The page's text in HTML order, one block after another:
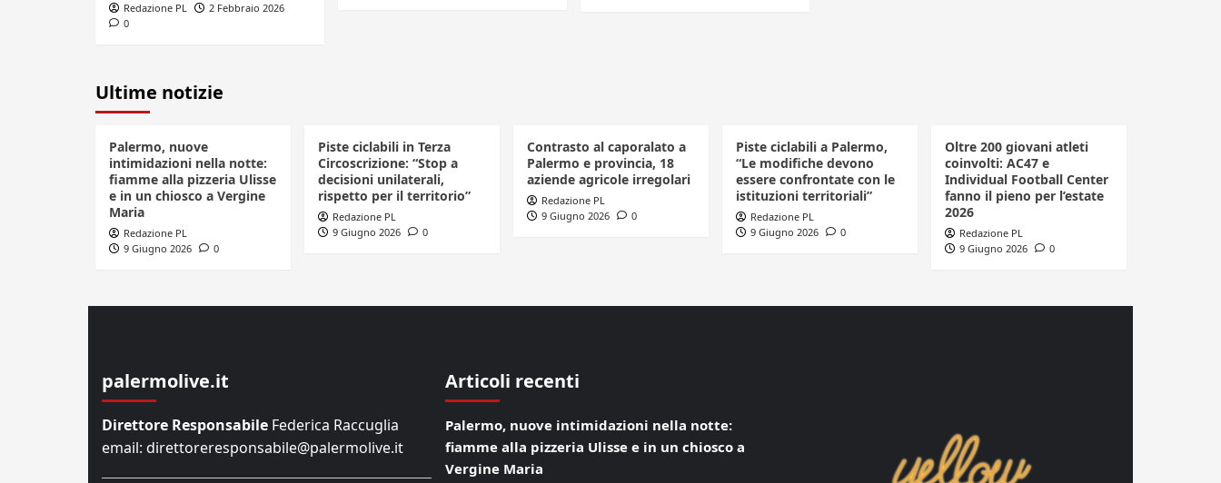
Redazione PL
2 Febbraio 2026
0
Ultime notizie
Palermo, nuove
intimidazioni nella notte:
fiamme alla pizzeria Ulisse
e in un chiosco a Vergine
Maria
Redazione PL
9 Giugno 2026
0
Piste ciclabili in Terza
Circoscrizione: “Stop a
decisioni unilaterali,
rispetto per il territorio”
Redazione PL
9 Giugno 2026
0
Contrasto al caporalato a
Palermo e provincia, 18
aziende agricole irregolari
Redazione PL
9 Giugno 2026
0
Piste ciclabili a Palermo,
“Le modifiche devono
essere confrontate con le
istituzioni territoriali”
Redazione PL
9 Giugno 2026
0
Oltre 200 giovani atleti
coinvolti: AC47 e
Individual Football Center
fanno il pieno per l’estate
2026
Redazione PL
9 Giugno 2026
0
palermolive.it
Direttore Responsabile Federica Raccuglia
email: direttoreresponsabile@palermolive.it
Articoli recenti
Palermo, nuove intimidazioni nella notte:
fiamme alla pizzeria Ulisse e in un chiosco a
Vergine Maria